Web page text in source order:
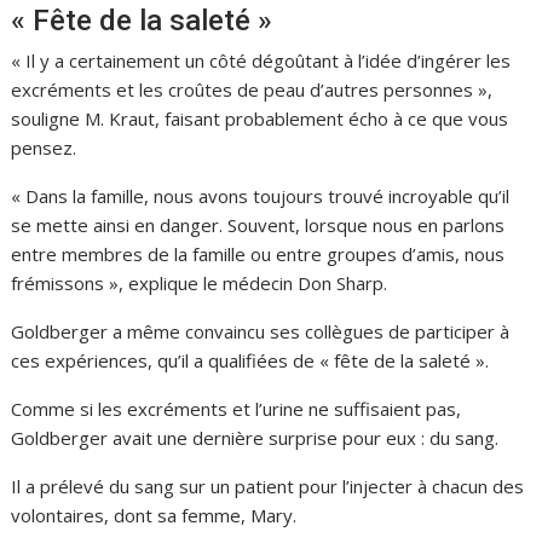
« Fête de la saleté »
« Il y a certainement un côté dégoûtant à l’idée d’ingérer les
excréments et les croûtes de peau d’autres personnes »,
souligne M. Kraut, faisant probablement écho à ce que vous
pensez.
« Dans la famille, nous avons toujours trouvé incroyable qu’il
se mette ainsi en danger. Souvent, lorsque nous en parlons
entre membres de la famille ou entre groupes d’amis, nous
frémissons », explique le médecin Don Sharp.
Goldberger a même convaincu ses collègues de participer à
ces expériences, qu’il a qualifiées de « fête de la saleté ».
Comme si les excréments et l’urine ne suffisaient pas,
Goldberger avait une dernière surprise pour eux : du sang.
Il a prélevé du sang sur un patient pour l’injecter à chacun des
volontaires, dont sa femme, Mary.